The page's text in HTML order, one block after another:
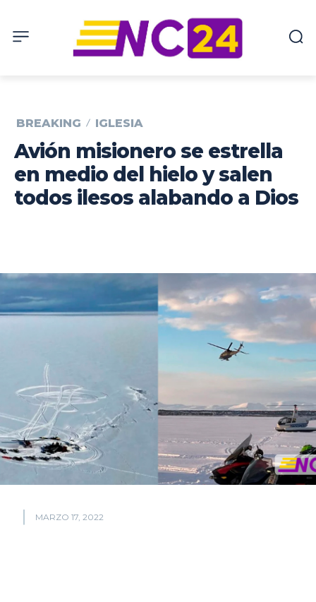
BREAKING IGLESIA
Avión misionero se estrella
en medio del hielo y salen
todos ilesos alabando a Dios
MARZO 17, 2022